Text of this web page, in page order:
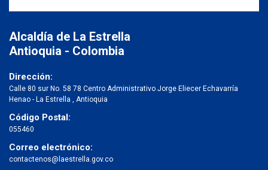
Alcaldía de La Estrella
Antioquia - Colombia
Dirección:
Calle 80 sur No. 58 78 Centro Administrativo Jorge Eliecer Echavarría
Henao - La Estrella , Antioquia
Código Postal:
055460
Correo electrónico:
contactenos@laestrella.gov.co